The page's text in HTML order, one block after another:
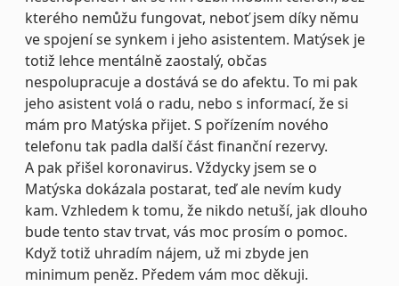
kterého nemůžu fungovat, neboť jsem díky němu
ve spojení se synkem i jeho asistentem. Matýsek je
totiž lehce mentálně zaostalý, občas
nespolupracuje a dostává se do afektu. To mi pak
jeho asistent volá o radu, nebo s informací, že si
mám pro Matýska přijet. S pořízením nového
telefonu tak padla další část finanční rezervy.
A pak přišel koronavirus. Vždycky jsem se o
Matýska dokázala postarat, teď ale nevím kudy
kam. Vzhledem k tomu, že nikdo netuší, jak dlouho
bude tento stav trvat, vás moc prosím o pomoc.
Když totiž uhradím nájem, už mi zbyde jen
minimum peněz. Předem vám moc děkuji.